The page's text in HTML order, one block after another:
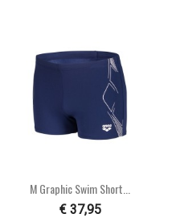
M Graphic Swim Short...
€ 37,95